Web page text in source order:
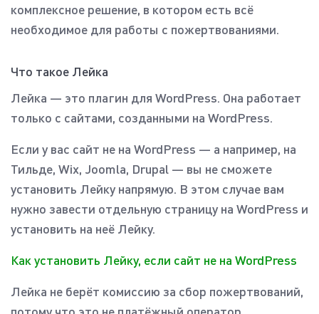
комплексное решение, в котором есть всё
необходимое для работы с пожертвованиями.
Что такое Лейка
Лейка — это плагин для WordPress. Она работает
только с сайтами, созданными на WordPress.
Если у вас сайт не на WordPress — а например, на
Тильде, Wix, Joomla, Drupal — вы не сможете
установить Лейку напрямую. В этом случае вам
нужно завести отдельную страницу на WordPress и
установить на неё Лейку.
Как установить Лейку, если сайт не на WordPress
Лейка не берёт комиссию за сбор пожертвований,